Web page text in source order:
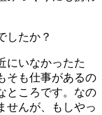
したか？
にいなかったた
そも仕事があるの
ところです。なの
せんが、もしやっ